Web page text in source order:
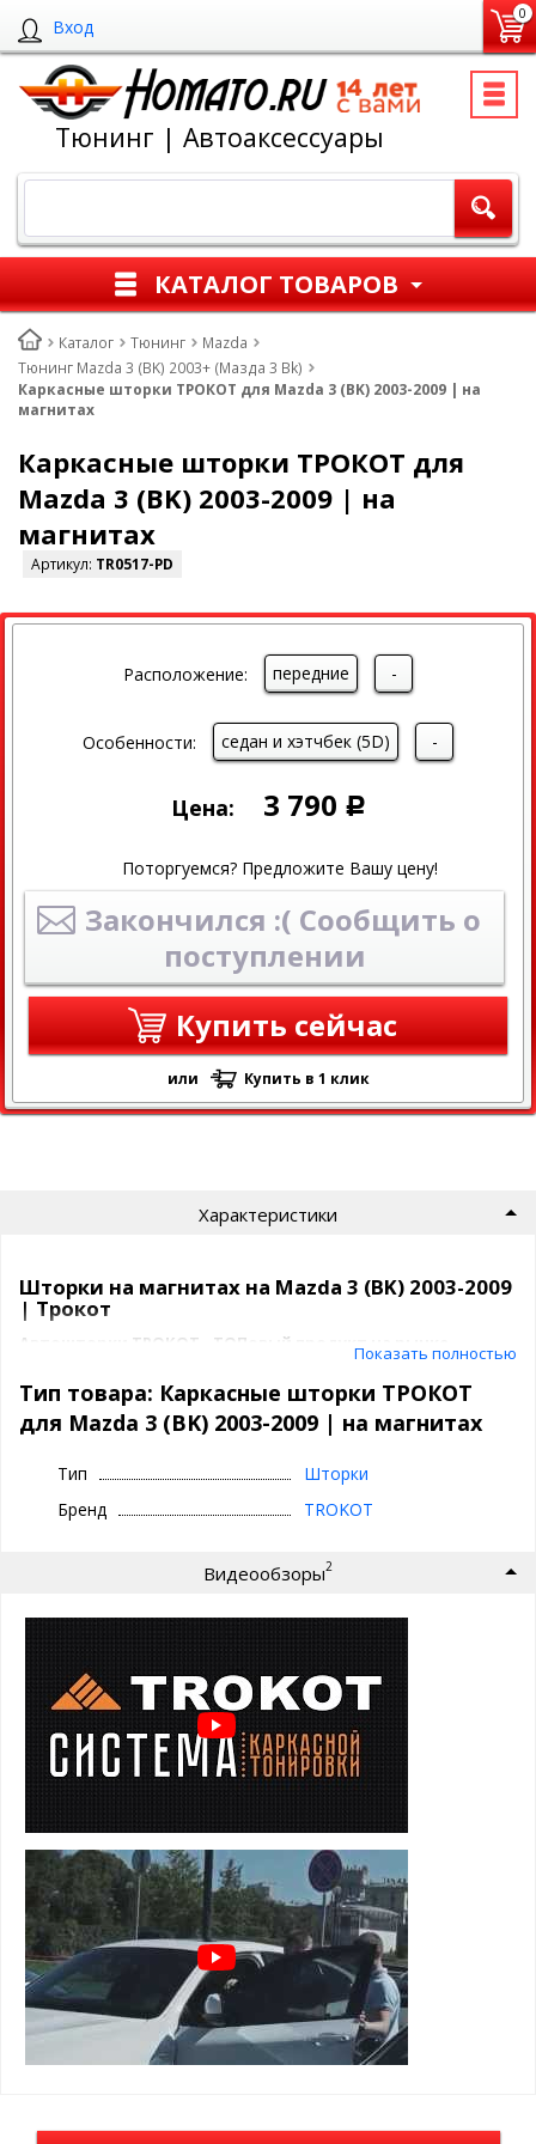
Вход
0
Тюнинг | Автоаксессуары
КАТАЛОГ ТОВАРОВ
Каталог Тюнинг
Mazda
Тюнинг Mazda 3 (BK) 2003+ (Мазда 3 Bk)
Каркасные шторки ТРОКОТ для Mazda 3 (BK) 2003-2009 | на
магнитах
Каркасные шторки ТРОКОТ для
Mazda 3 (BK) 2003-2009 | на
магнитах
Артикул: TR0517-PD
Расположение: передние -
Особенности: седан и хэтчбек (5D) -
Цена: 3 790 Р
Поторгуемся? Предложите Вашу цену!
Закончился :( Сообщить о
поступлении
Купить сейчас
или Купить в 1 клик
Характеристики
Шторки на магнитах на Mazda 3 (BK) 2003-2009
| Трокот
Автошторки ТРОКОТ - ТОПовый продукт на рынке
Их советуют известные автоблогеры, такие как Academeg, Лиса
Рулит и полно положительных отзывов в интернете.
Mazda 3 (BK) 2003-2009 ?
затемнение как у обычной тонировки - 15%
идеальное прилегание
Преимущества шторок для Mazda 3 (BK)
2003-2009:
задержка солнечных лучей
предотвращение нагрева салона
защита от насекомых, пыли и пуха
установка шторок TROKOT - легальна и допускается ПДД
Особенности и установка:
держатся на магнитах, установленных в оконный проем
двери
элементарная установка и снятие
не слетают от опускания стекла
не слетают на высокой скорости
Показать полностью
Тип товара: Каркасные шторки ТРОКОТ
для Mazda 3 (BK) 2003-2009 | на магнитах
Тип
Шторки
Бренд
TROKOT
Видеообзоры2